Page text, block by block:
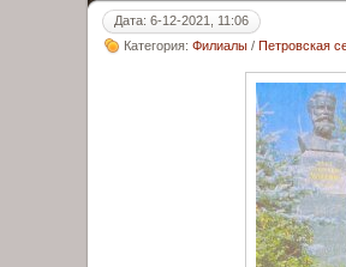
Дата: 6-12-2021, 11:06
Категория: Филиалы / Петровская